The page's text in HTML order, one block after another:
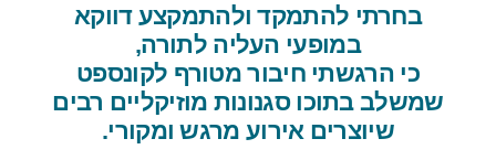
בחרתי להתמקד ולהתמקצע דווקא
במופעי העליה לתורה,
כי הרגשתי חיבור מטורף לקונספט
שמשלב בתוכו סגנונות מוזיקליים רבים
שיוצרים אירוע מרגש ומקורי.